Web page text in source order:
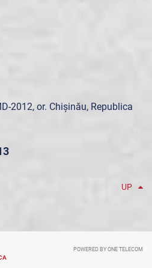
2012, or. Chișinău, Republica
UP
POWERED BY ONE TELECOM